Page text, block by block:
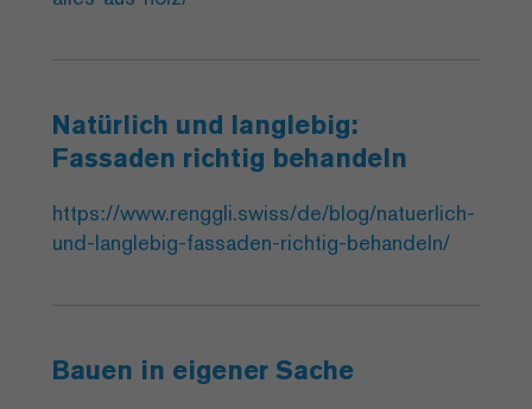
Natürlich und langlebig:
Fassaden richtig behandeln
https://www.renggli.swiss/de/blog/natuerlich-
und-langlebig-fassaden-richtig-behandeln/
Bauen in eigener Sache